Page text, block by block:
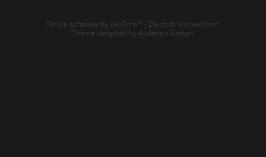
Forum software by XenForo™ - Deutsch von xenDach
Theme designed by Audentio Design.